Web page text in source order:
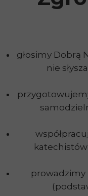
głosimy Dobrą
nie
prowadzimy